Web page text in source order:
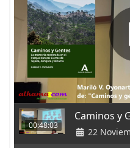
00:48:03
Caminos y
22